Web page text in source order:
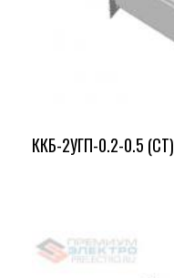
ККБ-2УГП-0.2-0.5 (СТ)